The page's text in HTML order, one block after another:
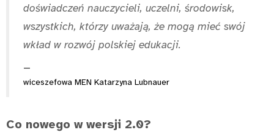
doświadczeń nauczycieli, uczelni, środowisk,
wszystkich, którzy uważają, że mogą mieć swój
wkład w rozwój polskiej edukacji.
wiceszefowa MEN Katarzyna Lubnauer
Co nowego w wersji 2.0?